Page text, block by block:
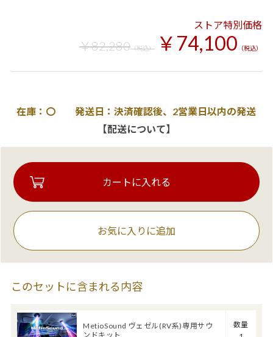
ストア特別価格
￥82,280（税込） ￥74,100 （税込）
在庫：〇 発送日：決済確認後、2営業日以内の発送
【配送について】
お気に入りに追加
このセットに含まれる内容
MetioSound ヴェゼル(RV系)専用サウ
ンドキット
数量